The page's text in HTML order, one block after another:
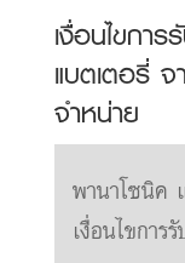
เงื่อนไขกา
แบตเตอรี่
จำหน่าย
พานาโซนิค
เงื่อนไขการ